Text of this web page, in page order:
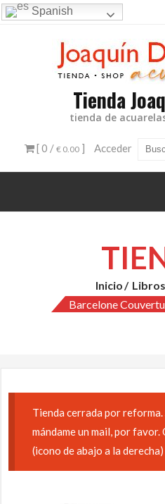
Ir
Spanish
Tienda
tienda de
[ 0 / € 0.00] Acceder
Inicio
Barcelone
Tienda cerrada por
mándame un mail, por
(icono de abajo a la derecha)